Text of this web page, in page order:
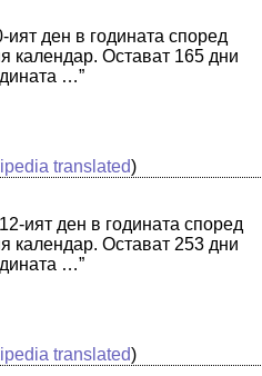
ият ден в годината според
календар. Остават 165 дни
…”
translated)
ият ден в годината според
календар. Остават 253 дни
…”
translated)